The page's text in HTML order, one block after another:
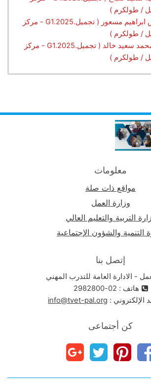
/ طولكرم )
نادية رياض ابراهيم مسعور ( تجميل.G1.2025 - مركز
/ طولكرم )
هيا مؤيد محمد سعيد خالد ( تجميل.G1.2025 - مركز
/ طولكرم )
معلومات
مواقع ذات صلة
وزارة العمل
التربية والتعليم العالي
التنمية والشؤون الإجتماعية
إتصل بنا
- الادارة العامة للتدرب المهني
هاتف : 02-2982800
الإلكتروني : info@tvet-pal.org
كن أجتماعى